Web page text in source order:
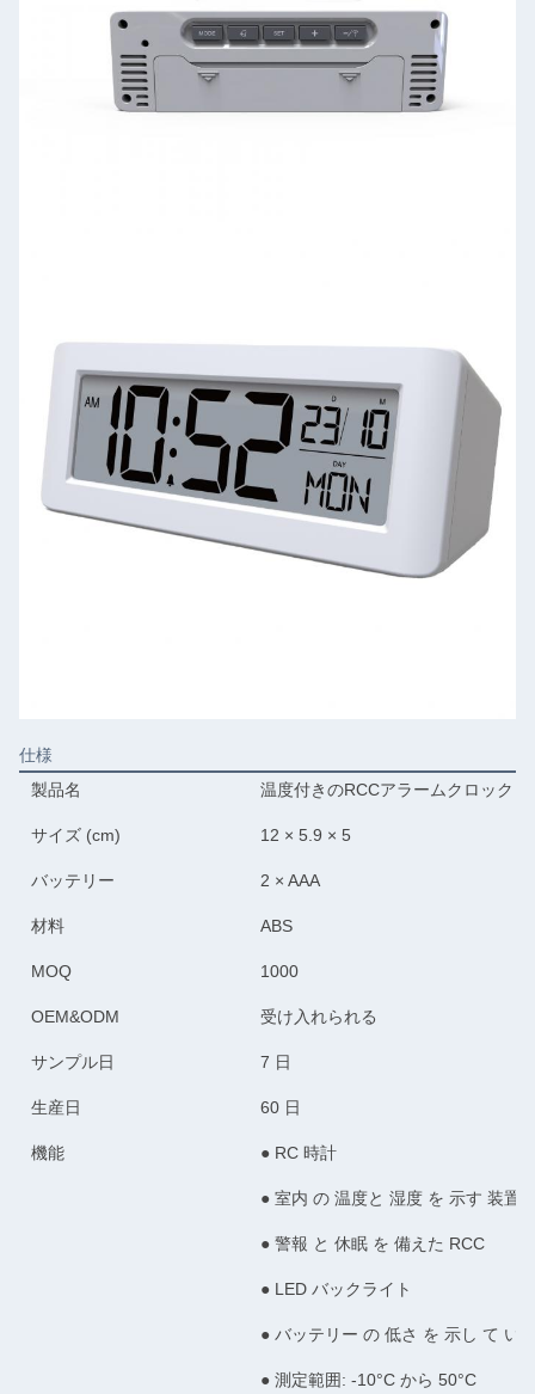
仕様
製品名
温度付きのRCCアラームクロック
サイズ (cm) 12 × 5.9 × 5
バッテリー 2 × AAA
材料 ABS
MOQ 1000
OEM&ODM 受け入れられる
サンプル日 7 日
生産日 60 日
機能 ● RC 時計
● 室内 の 温度と 湿度 を 示す 装置
● 警報 と 休眠 を 備えた RCC
● LED バックライト
● バッテリー の 低さ を 示し て い
● 測定範囲: -10°C から 50°C